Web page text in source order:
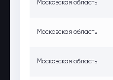
Московская область
Московская область
Московская область